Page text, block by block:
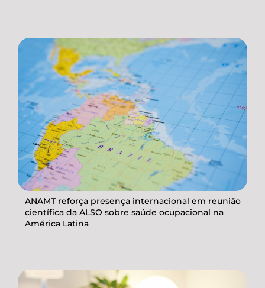
ANAMT reforça presença internacional em reunião
científica da ALSO sobre saúde ocupacional na
América Latina